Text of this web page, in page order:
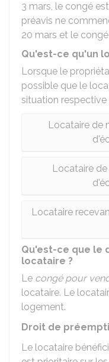
3 mars, le congé
préavis ne
20 mars et le
Qu'est-ce qu'un
Lorsque le
possible que le
situation respective
Locataire de
Locataire
Locataire
Qu'est-ce que le
locataire ?
Le congé pour
locataire. Le
logement.
Droit de
Le locataire